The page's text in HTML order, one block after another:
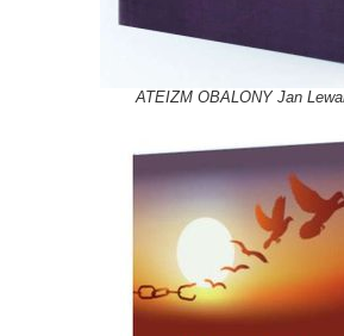
ATEIZM OBALONY Jan